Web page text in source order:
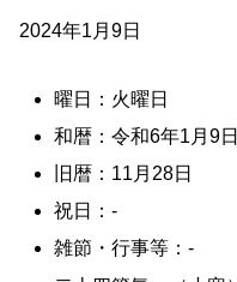
2024年1月9日
曜日：火曜日
和暦：令和6年1月9日
旧暦：11月28日
祝日：-
雑節・行事等：-